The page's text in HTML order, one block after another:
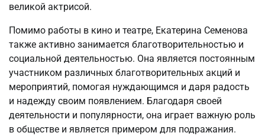
великой актрисой.
Помимо работы в кино и театре, Екатерина Семенова
также активно занимается благотворительностью и
социальной деятельностью. Она является постоянным
участником различных благотворительных акций и
мероприятий, помогая нуждающимся и даря радость
и надежду своим появлением. Благодаря своей
деятельности и популярности, она играет важную роль
в обществе и является примером для подражания.